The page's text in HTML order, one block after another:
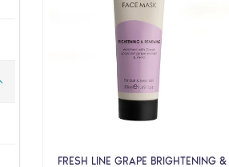
FRESH LINE GRAPE BRIGHTENING &